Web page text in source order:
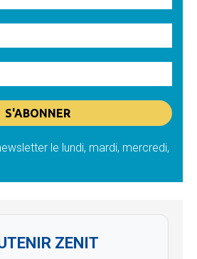
le lundi, mardi, mercredi,
ZENIT